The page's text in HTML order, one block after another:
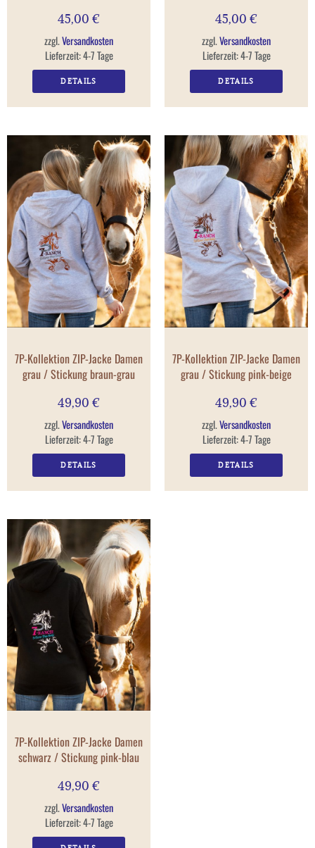
45,00 €
zzgl.Versandkosten
Lieferzeit:4-7 Tage
DETAILS
45,00 €
zzgl.Versandkosten
Lieferzeit:4-7 Tage
DETAILS
7P-Kollektion ZIP-Jacke Damen
grau / Stickung braun-grau
49,90 €
zzgl.Versandkosten
Lieferzeit:4-7 Tage
DETAILS
7P-Kollektion ZIP-Jacke Damen
grau / Stickung pink-beige
49,90 €
zzgl.Versandkosten
Lieferzeit:4-7 Tage
DETAILS
7P-Kollektion ZIP-Jacke Damen
schwarz / Stickung pink-blau
49,90 €
zzgl.Versandkosten
Lieferzeit:4-7 Tage